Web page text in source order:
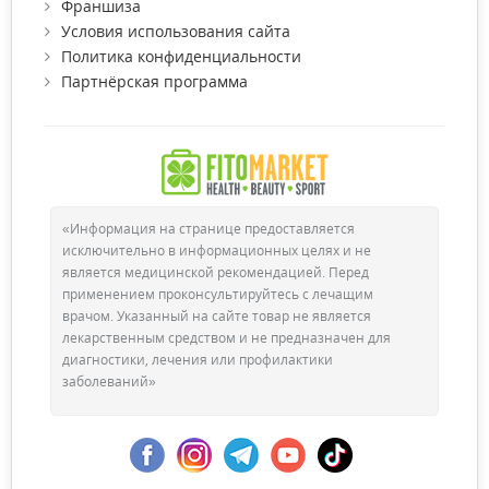
Франшиза
Условия использования сайта
Политика конфиденциальности
Партнёрская программа
«Информация на странице предоставляется
исключительно в информационных целях и не
является медицинской рекомендацией. Перед
применением проконсультируйтесь с лечащим
врачом. Указанный на сайте товар не является
лекарственным средством и не предназначен для
диагностики, лечения или профилактики
заболеваний»